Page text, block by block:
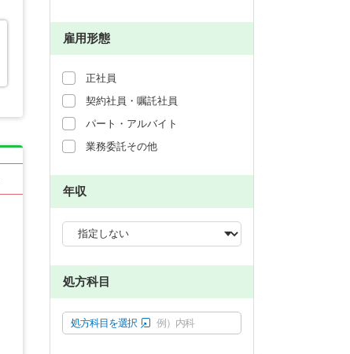
雇用形態
正社員
契約社員・嘱託社員
パート・アルバイト
業務委託その他
年収
処方科目
処方科目を選択 例）内科